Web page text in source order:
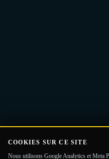
COOKIES SUR CE SITE
Nous utilisons Google Analytics et Meta